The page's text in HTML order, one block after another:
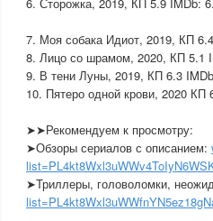
7. Моя собака Идиот, 2019, КП
8. Лицо со шрамом, 2020, КП 5.1
9. В тени Луны, 2019, КП 6.3
10. Пятеро одной крови, 2020 КП
➤➤Рекомендуем к просмотру:
➤Обзоры сериалов с описанием:
➤Триллеры, головоломки,